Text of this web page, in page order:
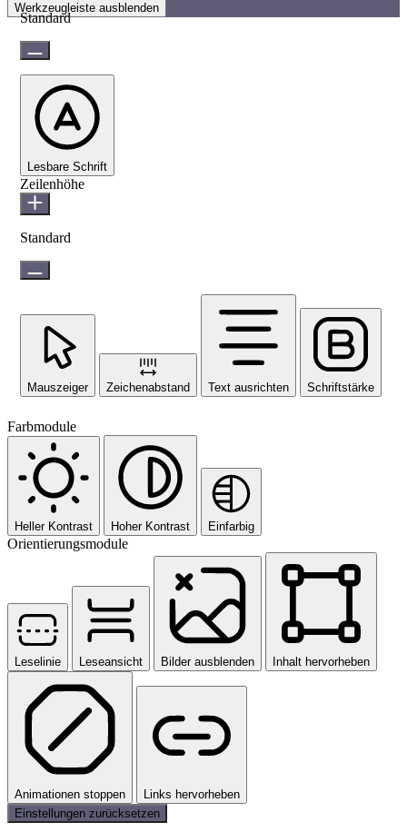
Werkzeugleiste ausblenden
Standard
Lesbare Schrift
Zeilenhöhe
Standard
Mauszeiger Zeichenabstand Text ausrichten Schriftstärke
Farbmodule
Heller Kontrast Hoher Kontrast Einfarbig
Orientierungsmodule
Leselinie Leseansicht Bilder ausblenden Inhalt hervorheben
Animationen stoppen
Links hervorheben
Einstellungen zurücksetzen